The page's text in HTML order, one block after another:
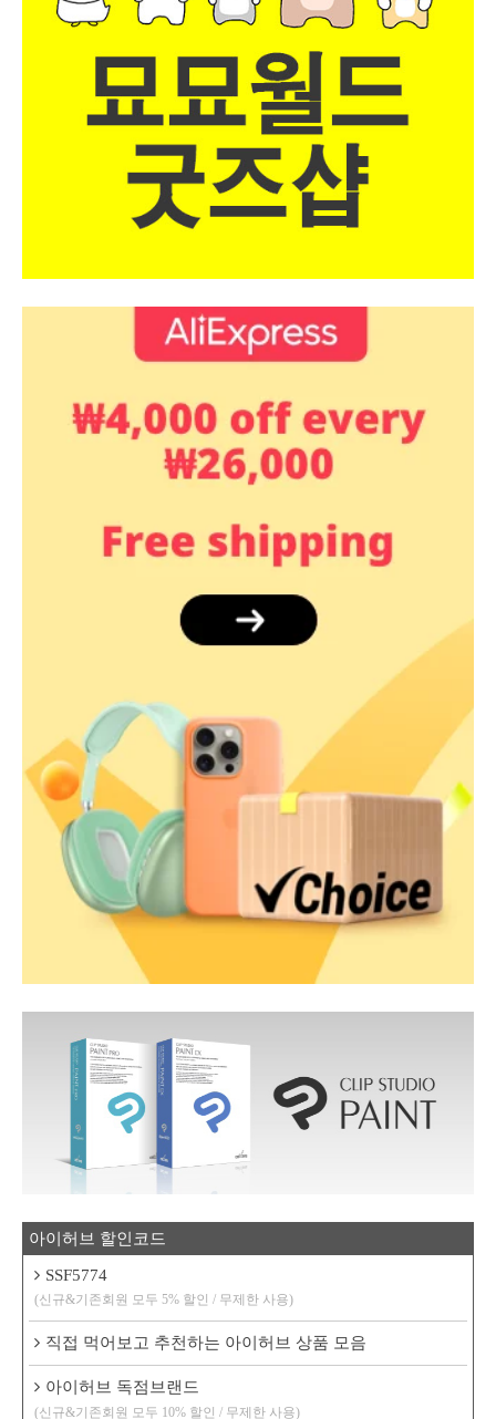
아이허브 할인코드
SSF5774
(신규&기존회원 모두 5% 할인 / 무제한 사용)
직접 먹어보고 추천하는 아이허브 상품 모음
아이허브 독점브랜드
(신규&기존회원 모두 10% 할인 / 무제한 사용)